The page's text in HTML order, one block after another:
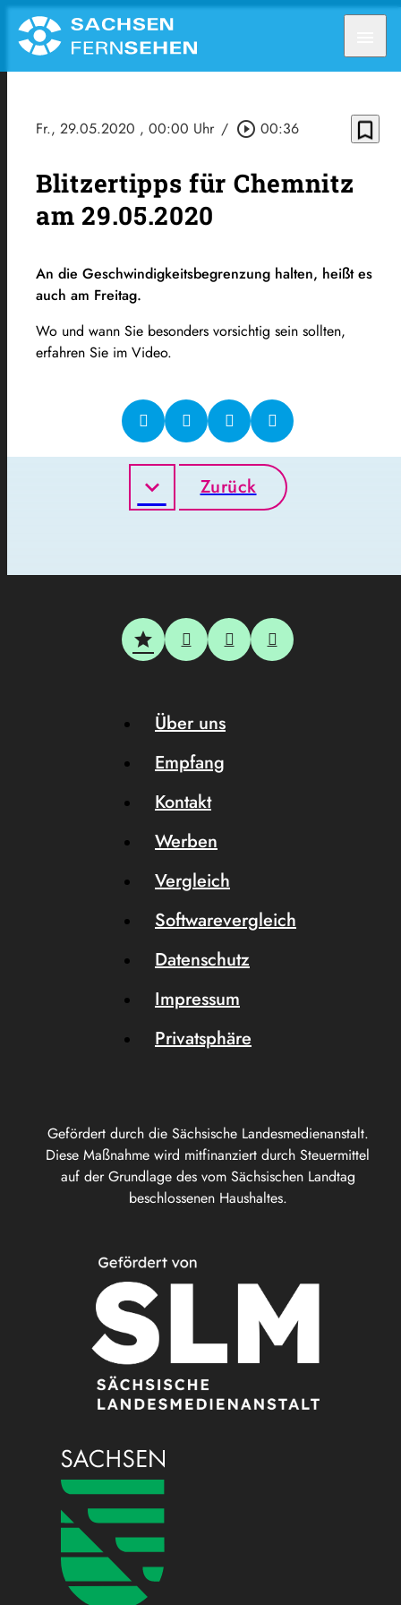
Fr., 29.05.2020 , 00:00 Uhr / play_circle_outline 00:36 bookmark_border
Blitzertipps für Chemnitz
am 29.05.2020
An die Geschwindigkeitsbegrenzung halten, heißt es
auch am Freitag.
Wo und wann Sie besonders vorsichtig sein sollten,
erfahren Sie im Video.
Zurück
Gefördert durch die Sächsische Landesmedienanstalt.
Diese Maßnahme wird mitfinanziert durch Steuermittel
auf der Grundlage des vom Sächsischen Landtag
beschlossenen Haushaltes.
Über uns
Empfang
Kontakt
Werben
Vergleich
Softwarevergleich
Datenschutz
Impressum
Privatsphäre